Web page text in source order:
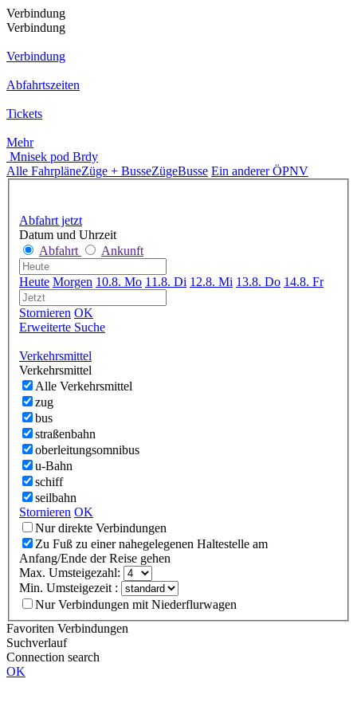
Verbindung
Verbindung
Verbindung
Abfahrtszeiten
Tickets
Mehr
Mnisek pod Brdy
Alle FahrpläneZüge + BusseZügeBusse Ein anderer ÖPNV
Abfahrt jetzt
Datum und Uhrzeit
Abfahrt
Ankunft
Heute Morgen 10.8. Mo 11.8. Di 12.8. Mi 13.8. Do 14.8. Fr
Stornieren OK
Erweiterte Suche
Verkehrsmittel
Verkehrsmittel
Alle Verkehrsmittel
zug
bus
straßenbahn
oberleitungsomnibus
u-Bahn
schiff
seilbahn
Stornieren OK
Nur direkte Verbindungen
Zu Fuß zu einer nahegelegenen Haltestelle am
Anfang/Ende der Reise gehen
Max. Umsteigezahl:
Min. Umsteigezeit :
Nur Verbindungen mit Niederflurwagen
Favoriten Verbindungen
Suchverlauf
Connection search
OK